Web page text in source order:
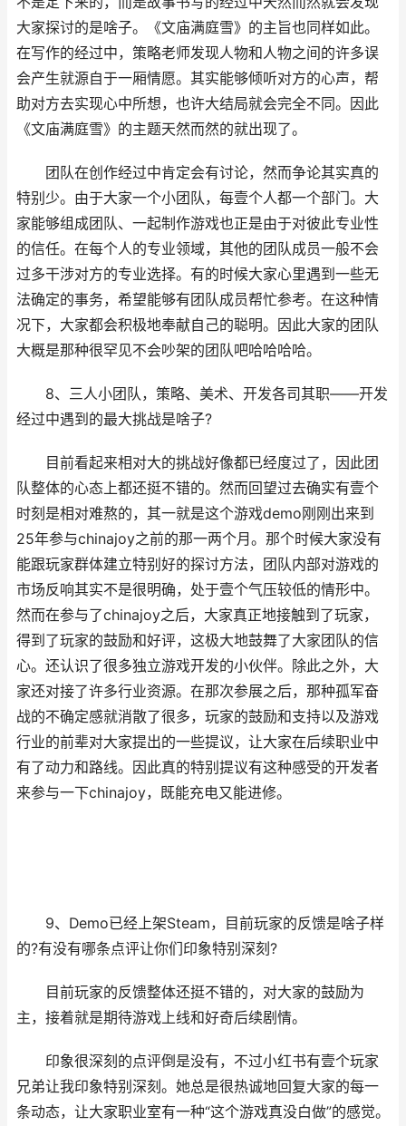
大家探讨的是啥子。《文庙满庭雪》的主旨也同样如此。
在写作的经过中，策略老师发现人物和人物之间的许多误
会产生就源自于一厢情愿。其实能够倾听对方的心声，帮
助对方去实现心中所想，也许大结局就会完全不同。因此
《文庙满庭雪》的主题天然而然的就出现了。
团队在创作经过中肯定会有讨论，然而争论其实真的
特别少。由于大家一个小团队，每壹个人都一个部门。大
家能够组成团队、一起制作游戏也正是由于对彼此专业性
的信任。在每个人的专业领域，其他的团队成员一般不会
过多干涉对方的专业选择。有的时候大家心里遇到一些无
法确定的事务，希望能够有团队成员帮忙参考。在这种情
况下，大家都会积极地奉献自己的聪明。因此大家的团队
大概是那种很罕见不会吵架的团队吧哈哈哈哈。
8、三人小团队，策略、美术、开发各司其职——开发
经过中遇到的最大挑战是啥子?
目前看起来相对大的挑战好像都已经度过了，因此团
队整体的心态上都还挺不错的。然而回望过去确实有壹个
时刻是相对难熬的，其一就是这个游戏demo刚刚出来到
25年参与chinajoy之前的那一两个月。那个时候大家没有
能跟玩家群体建立特别好的探讨方法，团队内部对游戏的
市场反响其实不是很明确，处于壹个气压较低的情形中。
然而在参与了chinajoy之后，大家真正地接触到了玩家，
得到了玩家的鼓励和好评，这极大地鼓舞了大家团队的信
心。还认识了很多独立游戏开发的小伙伴。除此之外，大
家还对接了许多行业资源。在那次参展之后，那种孤军奋
战的不确定感就消散了很多，玩家的鼓励和支持以及游戏
行业的前辈对大家提出的一些提议，让大家在后续职业中
有了动力和路线。因此真的特别提议有这种感受的开发者
来参与一下chinajoy，既能充电又能进修。
9、Demo已经上架Steam，目前玩家的反馈是啥子样
的?有没有哪条点评让你们印象特别深刻?
目前玩家的反馈整体还挺不错的，对大家的鼓励为
主，接着就是期待游戏上线和好奇后续剧情。
印象很深刻的点评倒是没有，不过小红书有壹个玩家
兄弟让我印象特别深刻。她总是很热诚地回复大家的每一
条动态，让大家职业室有一种“这个游戏真没白做”的感觉。